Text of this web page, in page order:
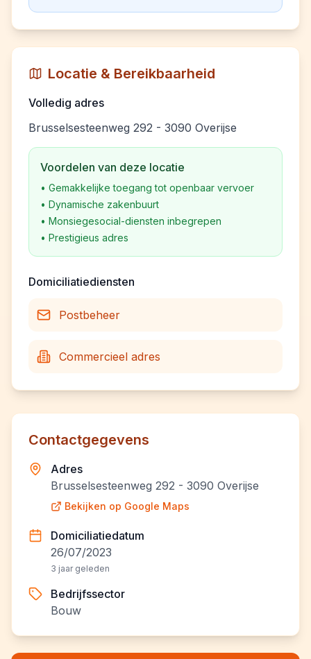
Locatie & Bereikbaarheid
Volledig adres
Brusselsesteenweg 292 - 3090 Overijse
Voordelen van deze locatie
• Gemakkelijke toegang tot openbaar vervoer
• Dynamische zakenbuurt
• Monsiegesocial-diensten inbegrepen
• Prestigieus adres
Domiciliatiediensten
Postbeheer
Commercieel adres
Contactgegevens
Adres
Brusselsesteenweg 292 - 3090 Overijse
Bekijken op Google Maps
Domiciliatiedatum
26/07/2023
3 jaar geleden
Bedrijfssector
Bouw